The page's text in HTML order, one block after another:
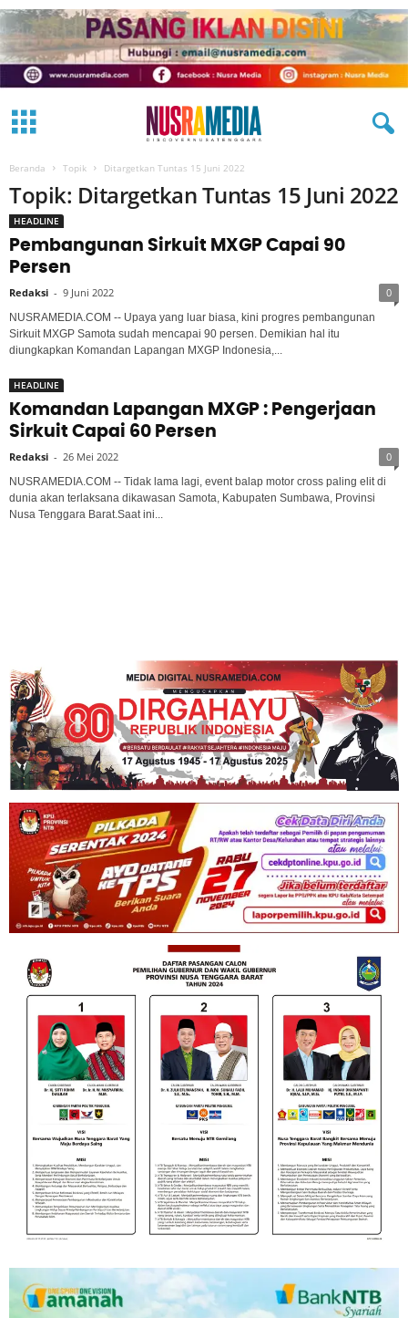
Beranda Topik Ditargetkan Tuntas 15 Juni 2022
Topik: Ditargetkan Tuntas 15 Juni 2022
HEADLINE
Pembangunan Sirkuit MXGP Capai 90
Persen
Redaksi - 9 Juni 2022 0
NUSRAMEDIA.COM -- Upaya yang luar biasa, kini progres pembangunan
Sirkuit MXGP Samota sudah mencapai 90 persen. Demikian hal itu
diungkapkan Komandan Lapangan MXGP Indonesia,...
HEADLINE
Komandan Lapangan MXGP : Pengerjaan
Sirkuit Capai 60 Persen
Redaksi - 26 Mei 2022 0
NUSRAMEDIA.COM -- Tidak lama lagi, event balap motor cross paling elit di
dunia akan terlaksana dikawasan Samota, Kabupaten Sumbawa, Provinsi
Nusa Tenggara Barat.Saat ini...